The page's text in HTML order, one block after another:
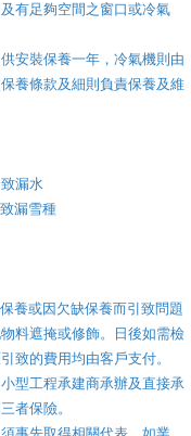
有足夠空間之窗口或冷氣
安裝保養一年，冷氣機則由
養條款及細則負責保養及維
漏水
漏雪種
養或因欠缺保養而引致問題
料遮掩或修飾。日後如需檢
致的費用均由客戶支付。
型工程承建商承辦及直接承
者保險。